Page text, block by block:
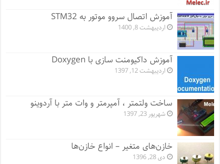
آموزش اتصال سروو موتور به STM32
اردیبهشت 8, 1400
آموزش داکیومنت سازی با Doxygen
اردیبهشت 12, 1397
ساخت ولتمتر ، آمپرمتر و وات متر با آردوینو
شهریور 23, 1397
خازن‌های متغیر – انواع خازن‌ها
دی 28, 1396